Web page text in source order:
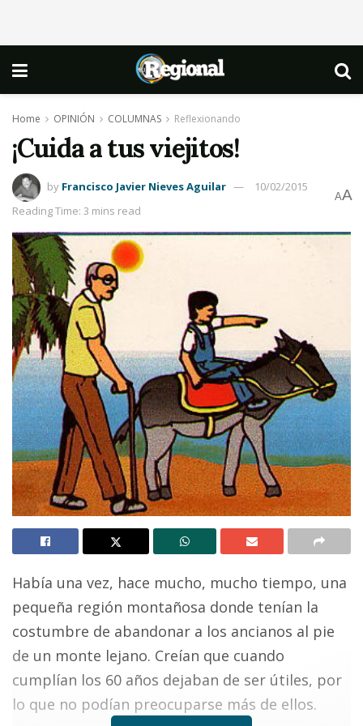
Home OPINIÓN COLUMNAS Reflexionando
¡Cuida a tus viejitos!
by Francisco Javier Nieves Aguilar
10/02/2015
Reading Time: 3 mins read
AA
Había una vez, hace mucho, mucho tiempo, una
pequeña región montañosa donde tenían la
costumbre de abandonar a los ancianos al pie
de un monte lejano. Creían que cuando
cumplían los 60 años dejaban de ser útiles, por
lo que no podían preocuparse más de ellos.